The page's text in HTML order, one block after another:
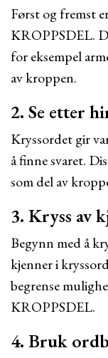
Først og fremst
KROPPSDEL.
for eksempel
av kroppen.
2. Se etter
Kryssordet gir
å finne svaret.
som del av
3. Kryss av
Begynn med å
kjenner i
begrense
KROPPSDEL.
4. Bruk